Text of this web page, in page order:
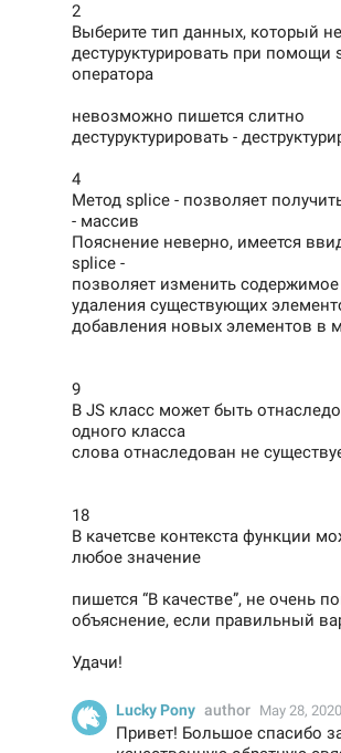
2
Выберите тип данных, который
дестуруктурировать при помощи
оператора
невозможно пишется слитно
дестуруктурировать -
4
Метод splice - позволяет
- массив
Пояснение неверно, имеется
splice -
позволяет изменить
удаления существующих
добавления новых элементов в
9
В JS класс может быть
одного класса
слова отнаследован не
18
В качетсве контекста функции
любое значение
пишется “В качестве”, не очень
объяснение, если правильный
Удачи!
Lucky Pony author May 28, 2020
Привет! Большое спасибо